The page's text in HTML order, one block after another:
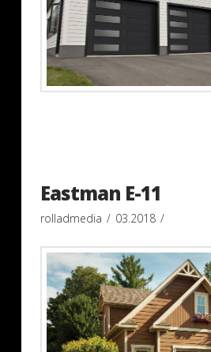
Eastman E-11
rolladmedia 03.2018